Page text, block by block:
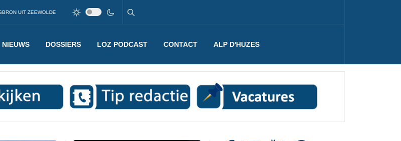
UIT ZEEWOLDE
NIEUWS DOSSIERS LOZ PODCAST CONTACT ALP D'HUZES